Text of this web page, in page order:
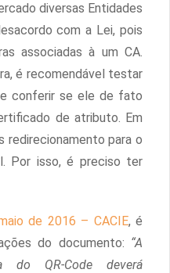
diversas Entidades
com a Lei, pois
associadas à um CA.
é recomendável testar
conferir se ele de fato
de atributo. Em
redirecionamento para o
Por isso, é preciso ter
de 2016 – CACIE, é
do documento: “A
do QR-Code deverá